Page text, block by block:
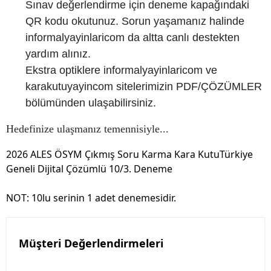
Sınav değerlendirme için deneme kapağındaki
QR kodu okutunuz. Sorun yaşamanız halinde
informalyayinlaricom da altta canlı destekten
yardım alınız.
Ekstra optiklere informalyayinlaricom ve
karakutuyayincom sitelerimizin PDF/ÇÖZÜMLER
bölümünden ulaşabilirsiniz.
Hedefinize ulaşmanız temennisiyle...
2026 ALES ÖSYM Çıkmış Soru Karma Kara KutuTürkiye
Geneli Dijital Çözümlü 10/3. Deneme
NOT: 10lu serinin 1 adet denemesidir.
Müşteri Değerlendirmeleri